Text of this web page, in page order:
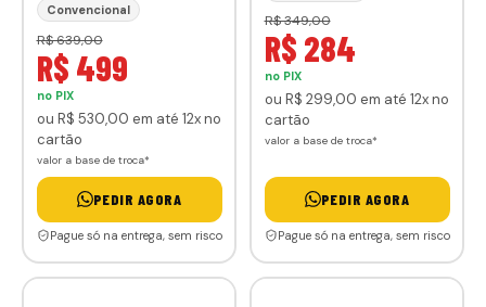
Convencional
R$ 639,00
R$ 499
no PIX
ou R$ 530,00 em até 12x no
cartão
valor a base de troca*
PEDIR AGORA
Pague só na entrega, sem risco
R$ 349,00
R$ 284
no PIX
ou R$ 299,00 em até 12x no
cartão
valor a base de troca*
PEDIR AGORA
Pague só na entrega, sem risco